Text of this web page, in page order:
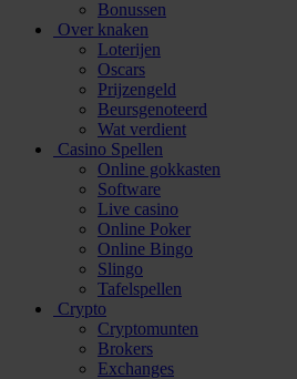
Bonussen
Over knaken
Loterijen
Oscars
Prijzengeld
Beursgenoteerd
Wat verdient
Casino Spellen
Online gokkasten
Software
Live casino
Online Poker
Online Bingo
Slingo
Tafelspellen
Crypto
Cryptomunten
Brokers
Exchanges